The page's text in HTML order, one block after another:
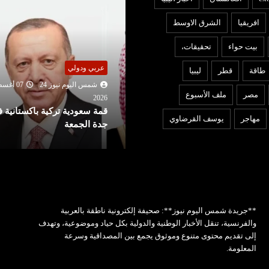
افريقيا الشرق الاوسط
بيت حواء تحقيقات،
طاقة قطر ليبيا
مصر ملف الأسبوع
مهاجر يوسف القرضاوي
عربي ودولي
شمس اليوم نيوز 24
07 أغسطس
سعودية تركية باكستانية في
جدة الجمعة
عربي ودولي
شمس اليوم نيوز 24
06
2026
تعديل قواعد الجنسية
ترامب يمنع حق المواطنة
**جريدة شمس اليوم نيوز**: صحيفة إلكترونية ناطقة بالعربية
والفرنسية، تنقل الأخبار الوطنية والدولية بكل حياد وموضوعية، وتهدف
إلى تقديم محتوى متنوع وموثوق يجمع بين المصداقية وسرعة
المعلومة.